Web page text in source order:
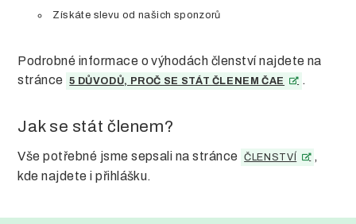
Získáte slevu od našich sponzorů
Podrobné informace o výhodách členství najdete na
stránce 5 DŮVODŮ, PROČ SE STÁT ČLENEM ČAE .
Jak se stát členem?
Vše potřebné jsme sepsali na stránce ČLENSTVÍ
,
kde najdete i přihlášku.